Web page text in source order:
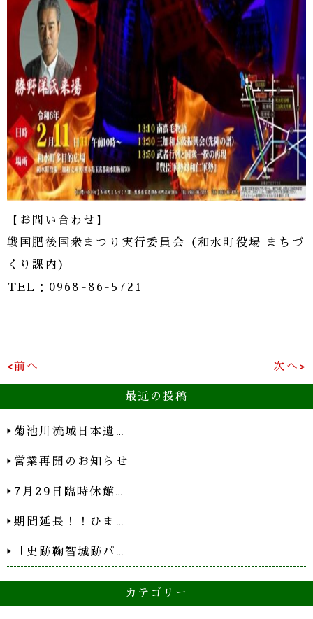
【お問い合わせ】
戦国肥後国衆まつり実行委員会（和水町役場 まちづ
くり課内）
TEL：0968-86-5721
<前へ 次へ>
最近の投稿
菊池川流域日本遺…
営業再開のお知らせ
7月29日臨時休館…
期間延長！！ひま…
「史跡鞠智城跡パ…
カテゴリー